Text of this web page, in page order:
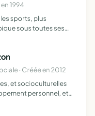
1994
sports, plus
sous toutes ses
· Créée en 2012
et socioculturelles
personnel, et